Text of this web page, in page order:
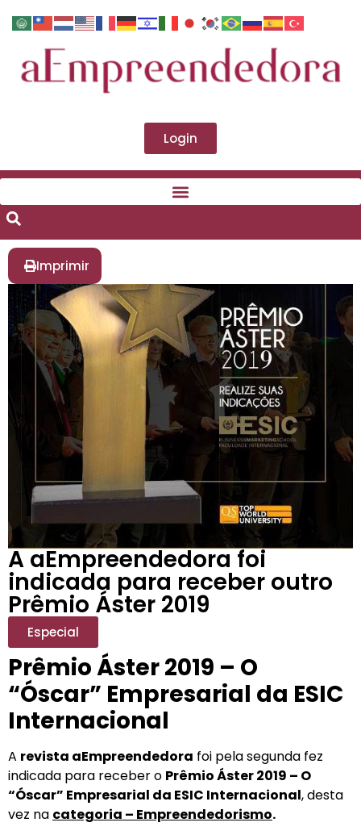
Login
Imprimir
A aEmpreendedora foi
indicada para receber outro
Prêmio Áster 2019
Especial
Prêmio Áster 2019 – O
“Óscar” Empresarial da ESIC
Internacional
A revista aEmpreendedora foi pela segunda fez
indicada para receber o Prêmio Áster 2019 – O
“Óscar” Empresarial da ESIC Internacional, desta
vez na categoria – Empreendedorismo.